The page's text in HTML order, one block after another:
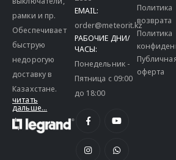
рамки и пр.
Обеспечивает
быструю
недорогую
доставку в
Казахстане.
читать
дальше...
EMAIL:
order@meteorit.kz
РАБОЧИЕ ДНИ/
ЧАСЫ:
Понедельник -
Пятница с 09:00
до 18:00
Политика
возврата
Политика
оферта